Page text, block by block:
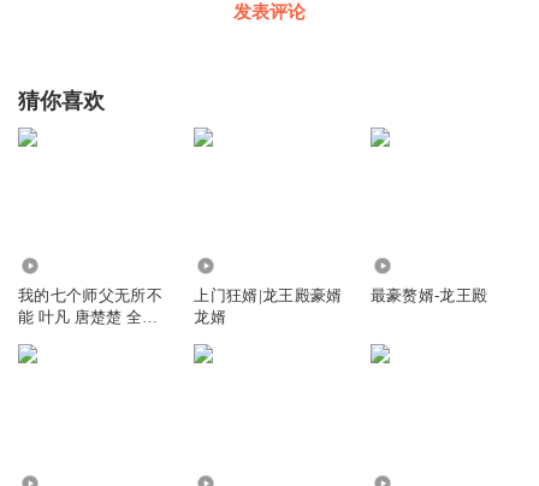
发表评论
猜你喜欢
我的七个师父无所不
能 叶凡 唐楚楚 全集
上门狂婿|龙王殿豪婿
龙婿
最豪赘婿-龙王殿